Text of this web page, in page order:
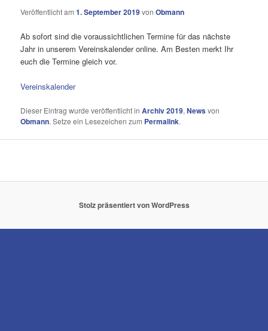
Veröffentlicht am1. September 2019vonObmann
Ab sofort sind die voraussichtlichen Termine für das nächste
Jahr in unserem Vereinskalender online. Am Besten merkt Ihr
euch die Termine gleich vor.
Vereinskalender
Dieser Eintrag wurde veröffentlicht inArchiv 2019,Newsvon
Obmann. Setze ein Lesezeichen zum Permalink.
Stolz präsentiert von WordPress